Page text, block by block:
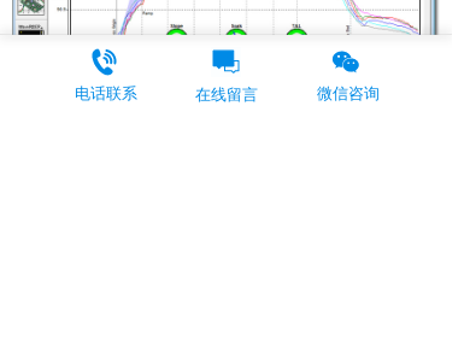
电话联系 在线留言 微信咨询